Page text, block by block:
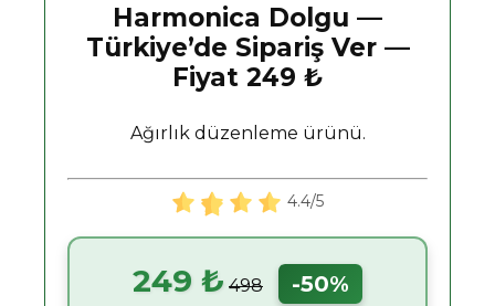
Harmonica Dolgu —
Türkiye’de Sipariş Ver —
Fiyat 249 ₺
Ağırlık düzenleme ürünü.
4.4/5
249 ₺ 498 -50%